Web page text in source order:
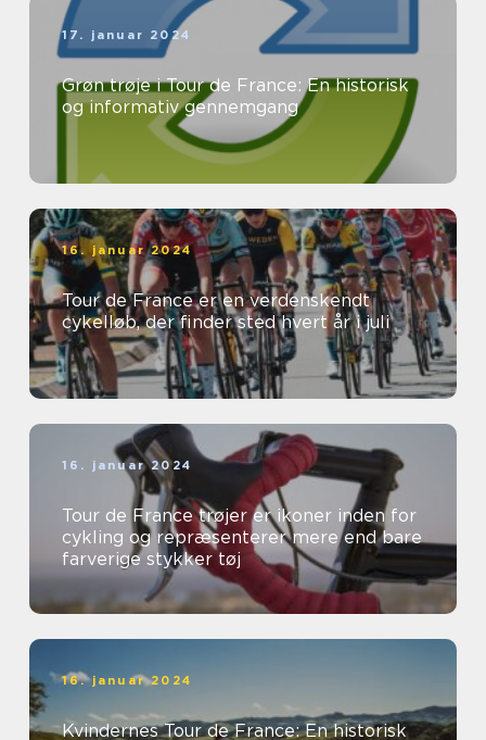
17. januar 2024
Grøn trøje i Tour de France: En historisk
og informativ gennemgang
16. januar 2024
Tour de France er en verdenskendt
cykelløb, der finder sted hvert år i juli
16. januar 2024
Tour de France trøjer er ikoner inden for
cykling og repræsenterer mere end bare
farverige stykker tøj
16. januar 2024
Kvindernes Tour de France: En historisk